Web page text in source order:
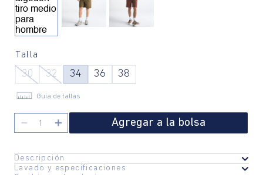
Talla
30 32 34 36 38
Guía de tallas
＋
－ Agregar a la bolsa
Descripción
Esta bermuda es una prenda esencial para el hombre moderno que
Lavado y especificaciones